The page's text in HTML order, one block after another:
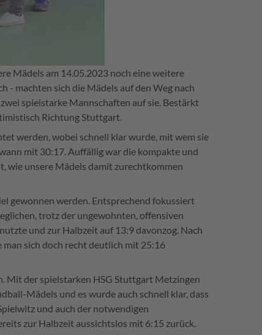
Mädels am 14.05.2023 noch eine weitere
machten sich die Mädels auf den Weg nach
spielstarke Mannschaften auf sie. Bestärkt
Richtung Stuttgart.
werden, wobei schnell klar wurde, mit wem sie
mit 30:17. Auffällig war die kompakte und
wie unsere Mädels damit zurechtkommen
gewonnen werden. Entsprechend fokussiert
trotz der ungewohnten, offensiven
und zur Halbzeit auf 13:9 davonzog. Nach
man sich doch recht deutlich mit 25:16
Mit der spielstarken HSG Stuttgart Metzingen
Mädels und es wurde auch schnell klar, dass
und auch der notwendigen
zur Halbzeit aussichtslos mit 6:15 zurück.